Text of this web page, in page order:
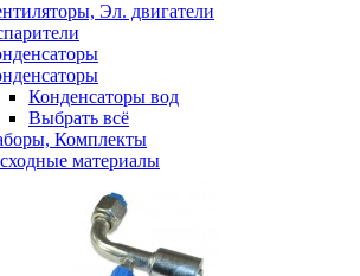
Эл. двигатели
Конденсаторы вод
Выбрать всё
Комплекты
материалы